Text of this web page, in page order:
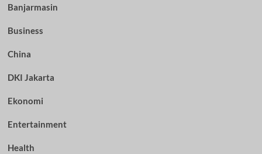
Banjarmasin
Business
China
DKI Jakarta
Ekonomi
Entertainment
Health